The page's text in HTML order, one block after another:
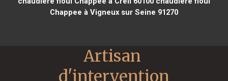
Chappee à Vigneux sur Seine 91270
Artisan
d'intervention